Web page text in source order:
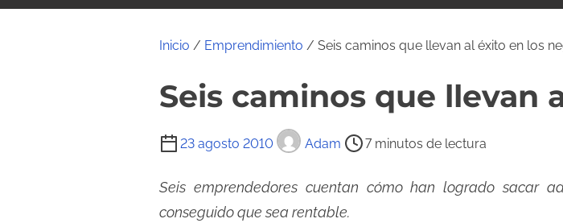
Inicio / Emprendimiento / Seis caminos que llevan al éxito en los
Seis caminos que llevan
23 agosto 2010 Adam
T
e
m
7 minutos de lectura
Seis emprendedores cuentan cómo han logrado sacar
conseguido que sea rentable.